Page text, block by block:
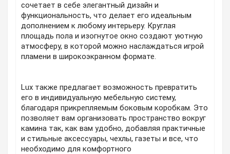
сочетает в себе элегантный дизайн и
функциональность, что делает его идеальным
дополнением к любому интерьеру. Круглая
площадь пола и изогнутое окно создают уютную
атмосферу, в которой можно наслаждаться игрой
пламени в широкоэкранном формате.
Lux также предлагает возможность превратить
его в индивидуальную мебельную систему,
благодаря прикрепляемым боковым коробкам. Это
позволяет вам организовать пространство вокруг
камина так, как вам удобно, добавляя практичные
и стильные аксессуары, чехлы, газеты и все, что
необходимо для комфортного